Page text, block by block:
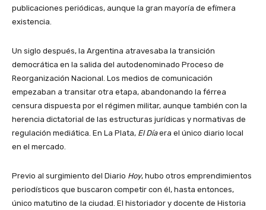
publicaciones periódicas, aunque la gran mayoría de efímera
existencia.
Un siglo después, la Argentina atravesaba la transición
democrática en la salida del autodenominado Proceso de
Reorganización Nacional. Los medios de comunicación
empezaban a transitar otra etapa, abandonando la férrea
censura dispuesta por el régimen militar, aunque también con la
herencia dictatorial de las estructuras jurídicas y normativas de
regulación mediática. En La Plata, El Díaera el único diario local
en el mercado.
Previo al surgimiento del Diario Hoy, hubo otros emprendimientos
periodísticos que buscaron competir con él, hasta entonces,
único matutino de la ciudad. El historiador y docente de Historia